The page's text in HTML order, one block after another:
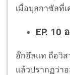
เมื่อบุลกาซัลที่
EP. 10
อ๊กอึลแท ถือวิ
แล้วปรากฏว่า